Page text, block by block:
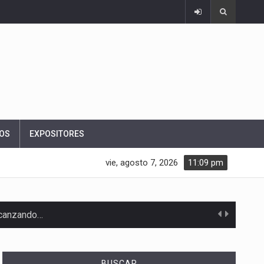
EXPOSITORES
11:09 pm
vie, agosto 7, 2026